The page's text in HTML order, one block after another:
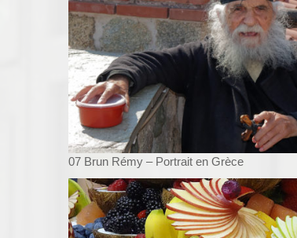
07 Brun Rémy – Portrait en Grèce